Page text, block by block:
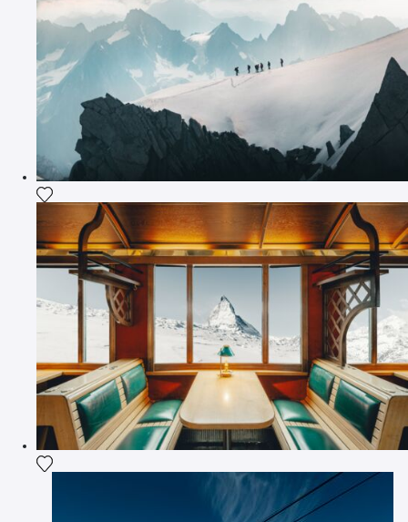
Ajouter la photographie à ma wishlist
Ajouter la photographie à ma wishlist